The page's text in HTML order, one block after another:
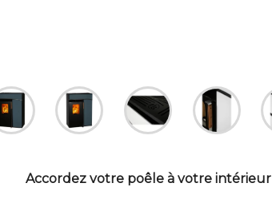
Accordez votre poêle à votre intérieur